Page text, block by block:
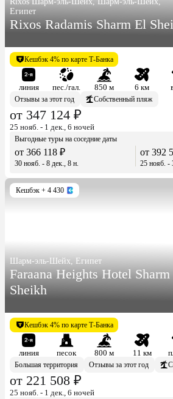
Египет
Rixos Radamis Sharm El
Кешбэк 4% по карте Т-Банка
линия пес./гал. 850 м 6 км
Отзывы за этот год
Собственный пляж
от 347 124 ₽
25 нояб. - 1 дек., 6 ночей
Выгодные туры на соседние даты
от 366 118 ₽
30 нояб. - 8 дек., 8 н.
от 392
25 нояб. -
Кешбэк + 4 430
Шарм-эль-Шейх, Египет
Faraana Heights Hotel
Sheikh
Кешбэк 4% по карте Т-Банка
линия песок 800 м 11 км
Большая территория
Отзывы за этот год
от 221 508 ₽
25 нояб. - 1 дек., 6 ночей